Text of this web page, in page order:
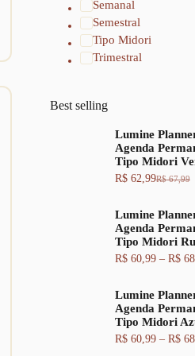
Semanal
Semestral
Tipo Midori
Trimestral
Best selling
Lumine
Agenda
Tipo Midori
R$67,99
O
e
ç
o
o
g
i
n
a
R$62,99O
e
ç
o
a
a
l
é
:
Lumine
Agenda
Tipo Midori
R$60,99 – R$
Lumine
Agenda
Tipo Midori
R$60,99 – R$